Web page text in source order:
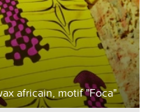
africain, motif "Foca"